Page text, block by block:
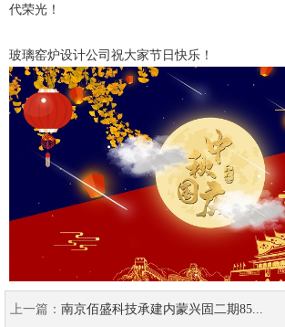
代荣光！
玻璃窑炉设计公司祝大家节日快乐！
上一篇： 南京佰盛科技承建内蒙兴固二期85...